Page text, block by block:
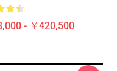
- ￥420,500